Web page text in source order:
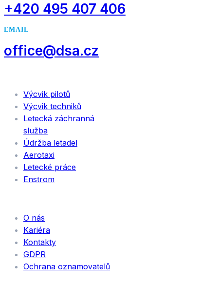
+420 495 407 406
EMAIL
office@dsa.cz
Výcvik pilotů
Výcvik techniků
Letecká záchranná
služba
Údržba letadel
Aerotaxi
Letecké práce
Enstrom
O nás
Kariéra
Kontakty
GDPR
Ochrana oznamovatelů